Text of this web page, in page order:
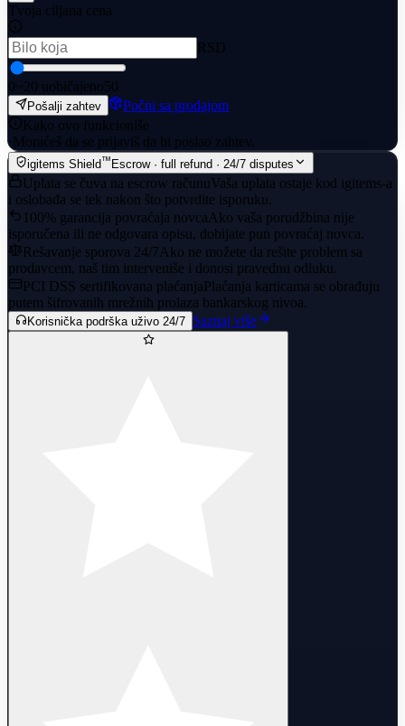
Tvoja ciljana cena
RSD
0~20 uobičajeno50
Pošalji zahtev
Počni sa prodajom
Kako ovo funkcioniše
· Moraćeš da se prijaviš da bi poslao zahtev.
igitems Shield™Escrow · full refund · 24/7 disputes
Uplata se čuva na escrow računuVaša uplata ostaje kod igitems-a
i oslobađa se tek nakon što potvrdite isporuku.
100% garancija povraćaja novcaAko vaša porudžbina nije
isporučena ili ne odgovara opisu, dobijate pun povraćaj novca.
Rešavanje sporova 24/7Ako ne možete da rešite problem sa
prodavcem, naš tim interveniše i donosi pravednu odluku.
PCI DSS sertifikovana plaćanjaPlaćanja karticama se obrađuju
putem šifrovanih mrežnih prolaza bankarskog nivoa.
Korisnička podrška uživo 24/7 Saznaj više